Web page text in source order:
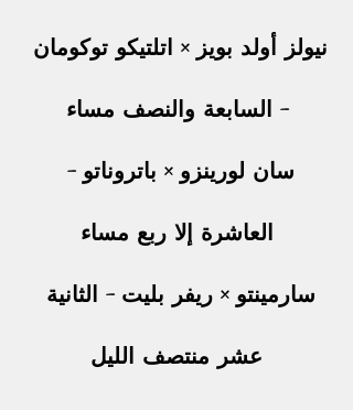
نيولز أولد بويز × اتلتيكو توكومان
– السابعة والنصف مساء
سان لورينزو × باتروناتو –
العاشرة إلا ربع مساء
سارمينتو × ريفر بليت – الثانية
عشر منتصف الليل